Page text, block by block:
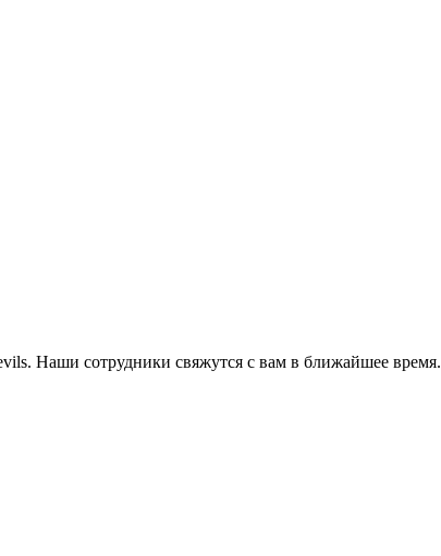
Наши сотрудники свяжутся с вам в ближайшее время.